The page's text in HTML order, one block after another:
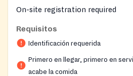
On-site registration required
Requisitos
Identificación requerida
Primero en llegar, primero en
acabe la comida